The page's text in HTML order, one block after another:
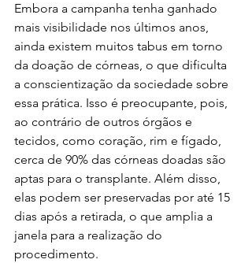
Embora a campanha tenha ganhado
mais visibilidade nos últimos anos,
ainda existem muitos tabus em torno
da doação de córneas, o que dificulta
a conscientização da sociedade sobre
essa prática. Isso é preocupante, pois,
ao contrário de outros órgãos e
tecidos, como coração, rim e fígado,
cerca de 90% das córneas doadas são
aptas para o transplante. Além disso,
elas podem ser preservadas por até 15
dias após a retirada, o que amplia a
janela para a realização do
procedimento.